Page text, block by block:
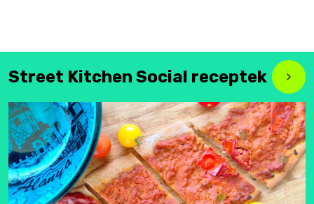
Street Kitchen Social receptek